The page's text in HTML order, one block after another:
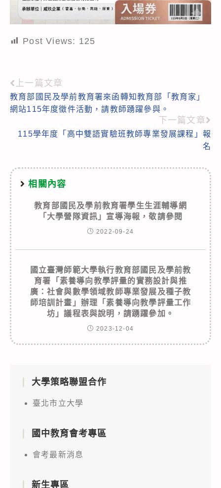
Post Views: 125
Read
more
上一篇文章
教育部國民及學前教育署來函轉知教育部「教育家」
網站115年度徵件活動，請教師踴躍參與。
下一篇文章
115學年度「高中雙語實驗班教師專業發展課程」報
名
相關內容
教育部國民及學前教育署學生生涯輔導網
「大學營隊資訊」宣導海報，敬請參閱
2022-09-24
國立臺灣師範大學執行教育部國民及學前教
育署「素養導向教學評量的實務設計與推
廣：社會與數學領域教師專業發展及種子教
師培訓計畫」辦理「素養導向教學評量工作
坊」議程表與說明，請踴躍參加。
2023-12-04
大學策略聯盟合作
臺北市立大學
國中教育會考專區
會考最新消息
新生專區